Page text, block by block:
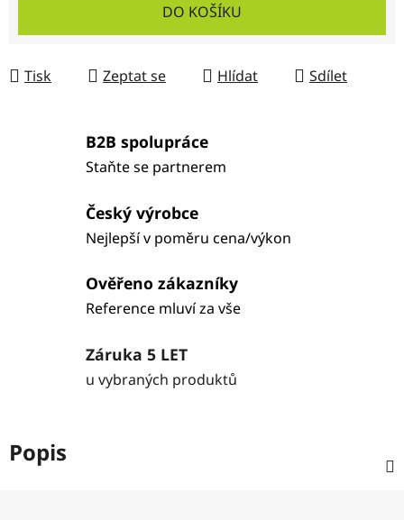
DO KOŠÍKU
Tisk Zeptat se Hlídat Sdílet
B2B spolupráce
Staňte se partnerem
Český výrobce
Nejlepší v poměru cena/výkon
Ověřeno zákazníky
Reference mluví za vše
Záruka 5 LET
u vybraných produktů
Popis